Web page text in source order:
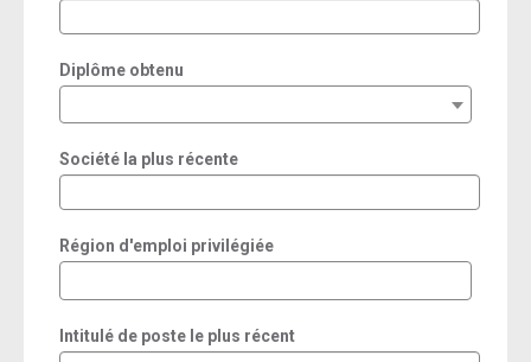
Diplôme obtenu
Société la plus récente
Région d'emploi privilégiée
Intitulé de poste le plus récent